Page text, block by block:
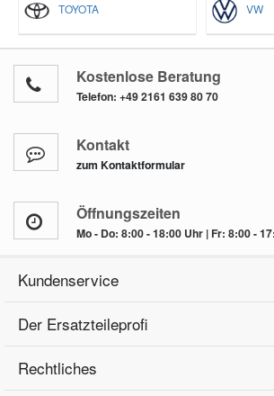
TOYOTA VW
Kostenlose Beratung
Telefon: +49 2161 639 80 70
Kontakt
zum Kontaktformular
Öffnungszeiten
Mo - Do: 8:00 - 18:00 Uhr | Fr: 8:00 -
Kundenservice
Der Ersatzteileprofi
Rechtliches